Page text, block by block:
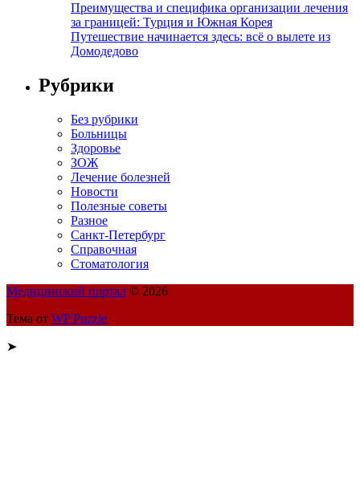
Преимущества и специфика организации лечения
за границей: Турция и Южная Корея
Путешествие начинается здесь: всё о вылете из
Домодедово
Рубрики
Без рубрики
Больницы
Здоровье
ЗОЖ
Лечение болезней
Новости
Полезные советы
Разное
Санкт-Петербург
Справочная
Стоматология
Медицинский портал © 2026
Тема от WP Puzzle
➤